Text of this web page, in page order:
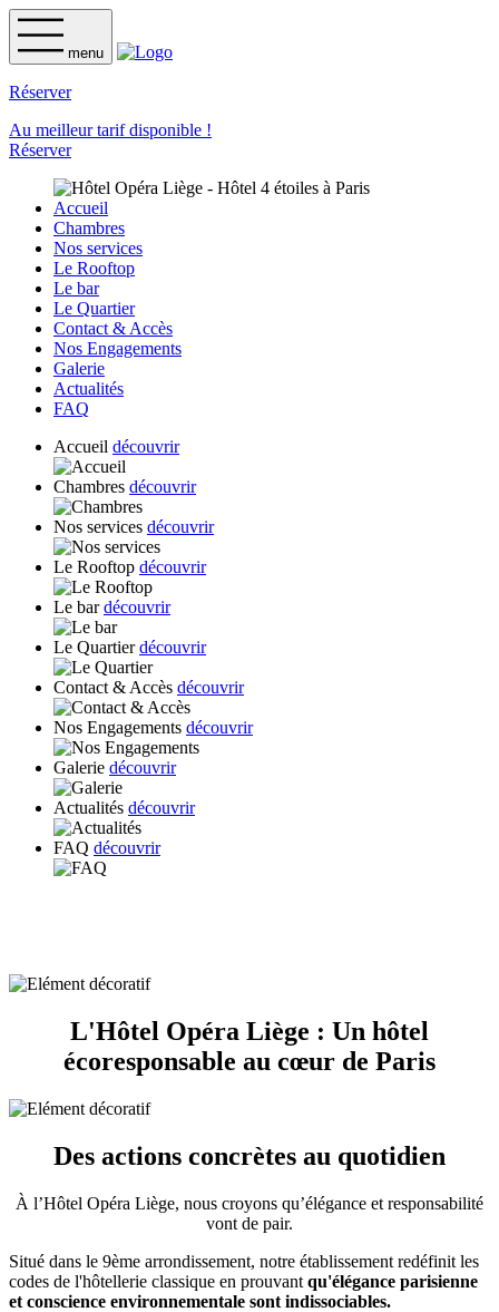
menu
Réserver
Au meilleur tarif disponible !
Réserver
Accueil
Chambres
Nos services
Le Rooftop
Le bar
Le Quartier
Contact & Accès
Nos Engagements
Galerie
Actualités
FAQ
Accueil découvrir
Chambres découvrir
Nos services découvrir
Le Rooftop découvrir
Le bar découvrir
Le Quartier découvrir
Contact & Accès découvrir
Nos Engagements découvrir
Galerie découvrir
Actualités découvrir
FAQ découvrir
L'Hôtel Opéra Liège : Un hôtel
écoresponsable au cœur de Paris
Des actions concrètes au quotidien
À l’Hôtel Opéra Liège, nous croyons qu’élégance et responsabilité
vont de pair.
Situé dans le 9ème arrondissement, notre établissement redéfinit les
codes de l'hôtellerie classique en prouvant qu'élégance parisienne
et conscience environnementale sont indissociables.